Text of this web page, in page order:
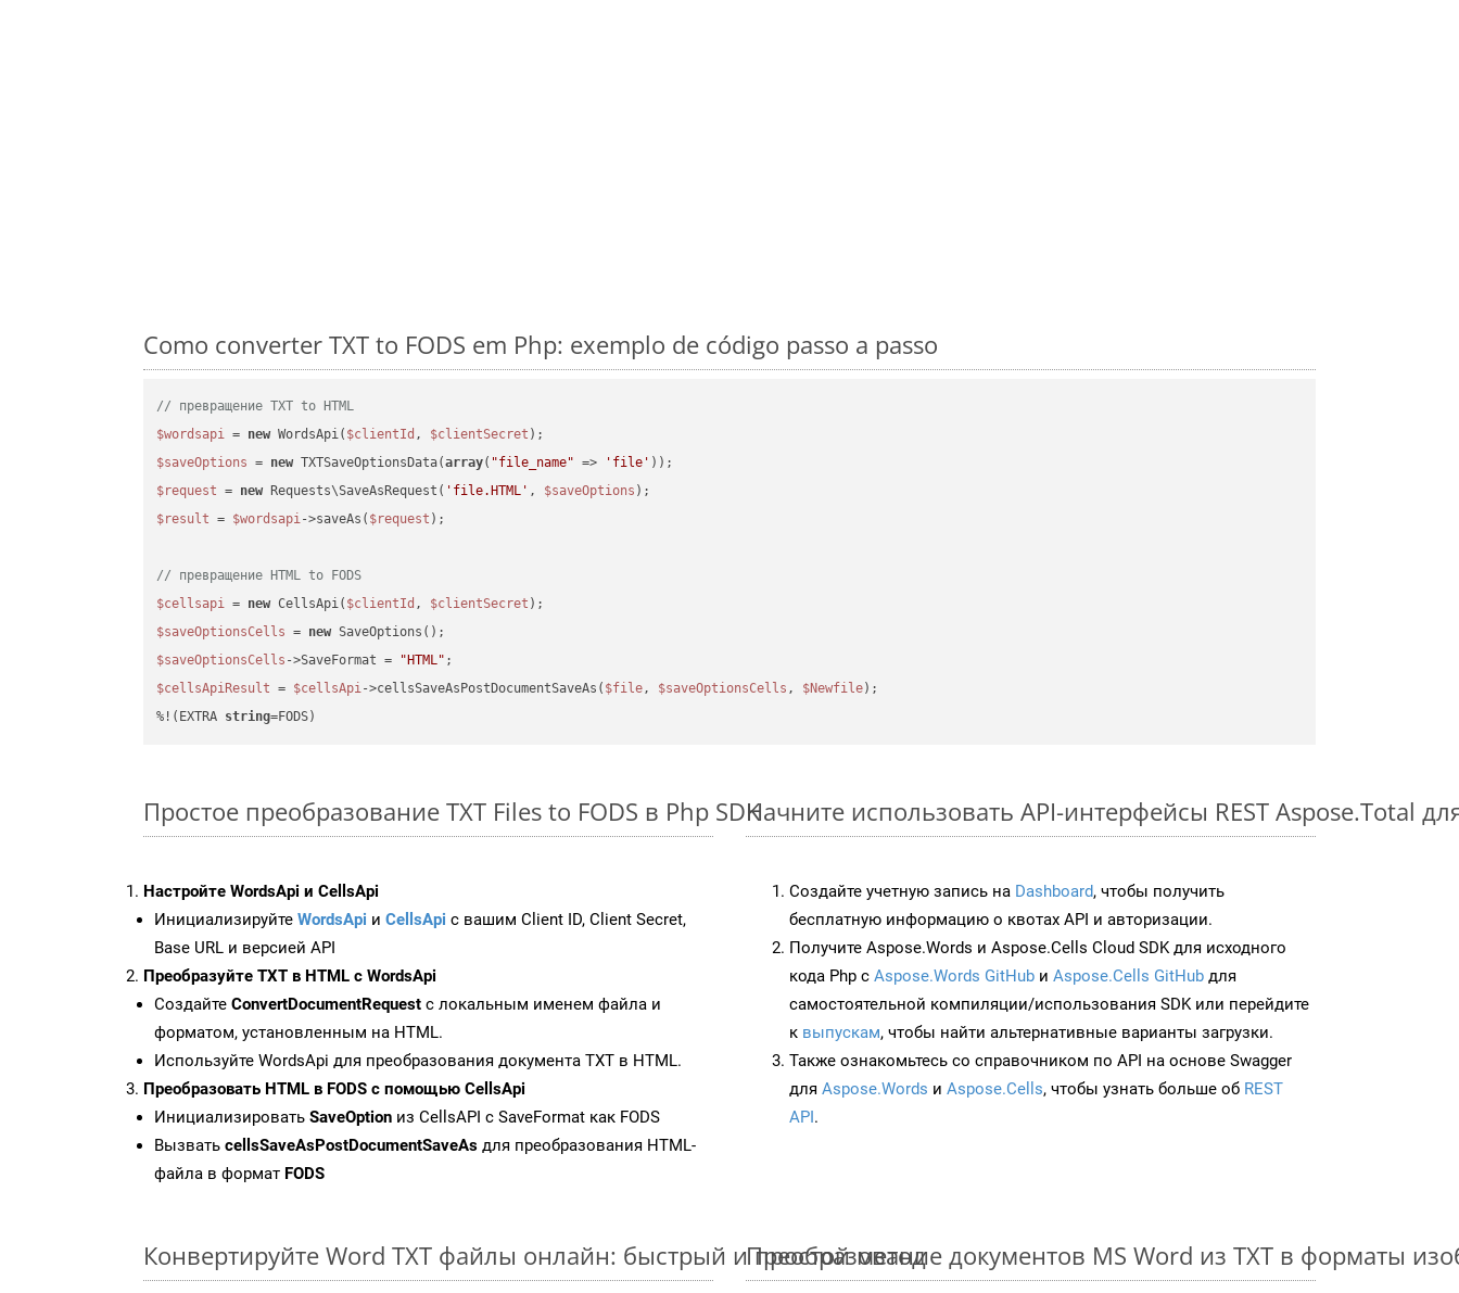
Como converter TXT to FODS em Php: exemplo de código passo a passo
// превращение TXT to HTML
$wordsapi = new WordsApi( $clientId , $clientSecret
$saveOptions = new TXTSaveOptionsData(array( "file_name" => 'file'
$request = new Requests\SaveAsRequest( 'file.HTML' , $saveOptions
$result = $wordsapi->saveAs( $request );
// превращение HTML to FODS
$cellsapi = new CellsApi( $clientId , $clientSecret
$saveOptionsCells = new
$saveOptionsCells ->SaveFormat = "HTML"
$cellsApiResult = $cellsApi->cellsSaveAsPostDocumentSaveAs( $file, $saveOptionsCells , $Newfile);
%!(EXTRA string=FODS)
Простое преобразование TXT Files to FODS в Php SDK
Настройте WordsApi и CellsApi
Инициализируйте WordsApi и CellsApi с вашим Client ID, Client Secret,
Base URL и версией API
Преобразуйте TXT в HTML с WordsApi
Создайте ConvertDocumentRequest с локальным именем файла и
форматом, установленным на HTML.
Используйте WordsApi для преобразования документа TXT в HTML.
Преобразовать HTML в FODS с помощью CellsApi
Инициализировать SaveOption из CellsAPI с SaveFormat как FODS
Вызвать cellsSaveAsPostDocumentSaveAs для преобразования HTML-
файла в формат FODS
Начните использовать API-интерфейсы REST Aspose.Total
Создайте учетную запись на Dashboard, чтобы получить
бесплатную информацию о квотах API и авторизации.
Получите Aspose.Words и Aspose.Cells Cloud SDK для исходного
кода Php с Aspose.Words GitHub и Aspose.Cells GitHub для
самостоятельной компиляции/использования SDK или перейдите
к выпускам, чтобы найти альтернативные варианты загрузки.
Также ознакомьтесь со справочником по API на основе Swagger
для Aspose.Words и Aspose.Cells, чтобы узнать больше об REST
API.
Конвертируйте Word TXT файлы онлайн: быстрый и простой методПреобразование документов MS Word из TXT в форматы